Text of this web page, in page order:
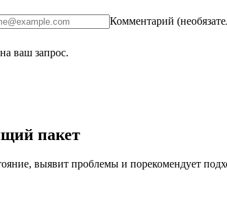
Комментарий
ваш запрос.
пакет
выявит проблемы и порекомендует